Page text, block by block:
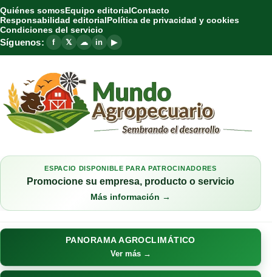
Quiénes somosEquipo editorialContacto
Responsabilidad editorialPolítica de privacidad y cookies
Condiciones del servicio
Síguenos: f 𝕏 ☁ in ▶
ESPACIO DISPONIBLE PARA PATROCINADORES
Promocione su empresa, producto o servicio
Más información →
PANORAMA AGROCLIMÁTICO
Ver más →